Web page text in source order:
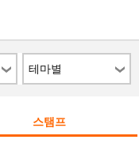
테마별
스탬프